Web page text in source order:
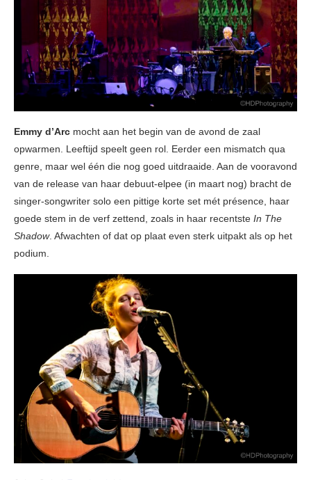
Emmy d’Arc mocht aan het begin van de avond de zaal
opwarmen. Leeftijd speelt geen rol. Eerder een mismatch qua
genre, maar wel één die nog goed uitdraaide. Aan de vooravond
van de release van haar debuut-elpee (in maart nog) bracht de
singer-songwriter solo een pittige korte set mét présence, haar
goede stem in de verf zettend, zoals in haar recentste In The
Shadow. Afwachten of dat op plaat even sterk uitpakt als op het
podium.